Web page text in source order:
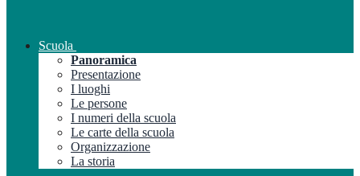
Scuola
Panoramica
Presentazione
I luoghi
Le persone
I numeri della scuola
Le carte della scuola
Organizzazione
La storia